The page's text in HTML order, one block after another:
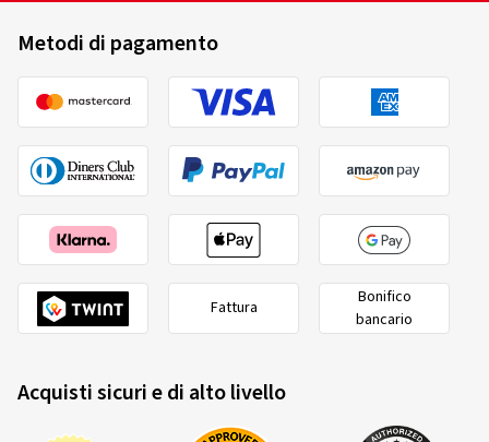
Metodi di pagamento
Fattura
Bonifico
bancario
Acquisti sicuri e di alto livello